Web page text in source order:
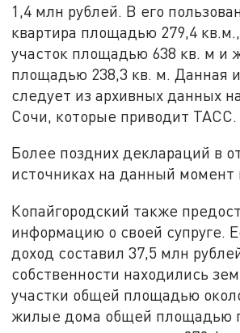
1,4 млн рублей. В его
квартира площадью 279,4
участок площадью 638 кв. м и
площадью 238,3 кв. м. Данная
следует из архивных данных
Сочи, которые приводит ТАСС.
Более поздних деклараций в
источниках на данный момент
Копайгородский также
информацию о своей супруге.
доход составил 37,5 млн
собственности находились
участки общей площадью
жилые дома общей площадью